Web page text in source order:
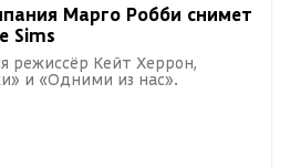
Марго Робби снимет
Sims
режиссёр Кейт Херрон,
и «Одними из нас».